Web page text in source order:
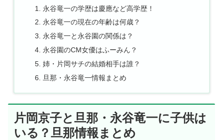
永谷竜一の学歴は慶應など高学歴！
永谷竜一の現在の年齢は何歳？
永谷竜一と永谷園の関係は？
永谷園のCM女優はふーみん？
姉・片岡サチの結婚相手は誰？
旦那・永谷竜一情報まとめ
片岡京子と旦那・永谷竜一に子供は
いる？旦那情報まとめ